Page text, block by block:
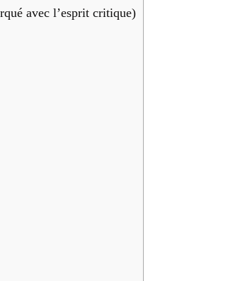
avec l’es­prit cri­tique)